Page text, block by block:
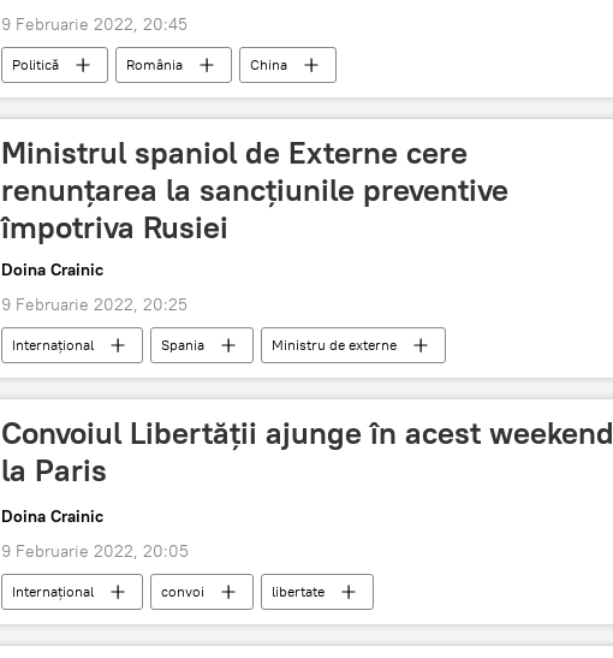
9 Februarie 2022, 20:45
Politică România China
Ministrul spaniol de Externe cere
renunţarea la sancțiunile preventive
împotriva Rusiei
Doina Crainic
9 Februarie 2022, 20:25
Internaţional Spania Ministru de externe
Convoiul Libertăţii ajunge în acest weekend
la Paris
Doina Crainic
9 Februarie 2022, 20:05
Internaţional convoi libertate